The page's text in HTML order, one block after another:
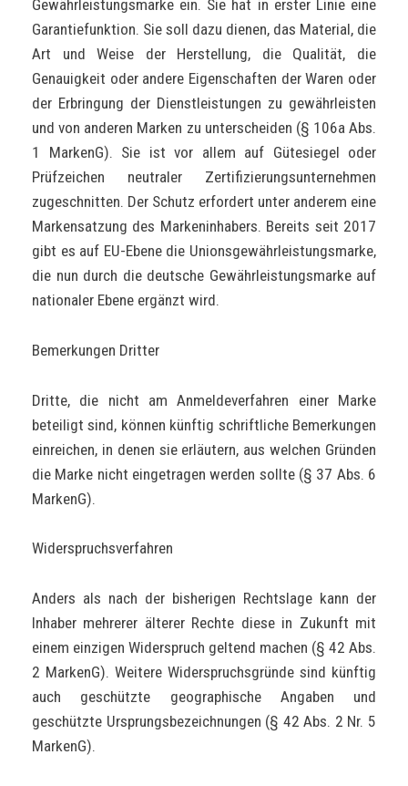
Gewährleistungsmarke ein. Sie hat in erster Linie eine
Garantiefunktion. Sie soll dazu dienen, das Material, die
Art und Weise der Herstellung, die Qualität, die
Genauigkeit oder andere Eigenschaften der Waren oder
der Erbringung der Dienstleistungen zu gewährleisten
und von anderen Marken zu unterscheiden (§ 106a Abs.
1 MarkenG). Sie ist vor allem auf Gütesiegel oder
Prüfzeichen neutraler Zertifizierungsunternehmen
zugeschnitten. Der Schutz erfordert unter anderem eine
Markensatzung des Markeninhabers. Bereits seit 2017
gibt es auf EU-Ebene die Unionsgewährleistungsmarke,
die nun durch die deutsche Gewährleistungsmarke auf
nationaler Ebene ergänzt wird.
Bemerkungen Dritter
Dritte, die nicht am Anmeldeverfahren einer Marke
beteiligt sind, können künftig schriftliche Bemerkungen
einreichen, in denen sie erläutern, aus welchen Gründen
die Marke nicht eingetragen werden sollte (§ 37 Abs. 6
MarkenG).
Widerspruchsverfahren
Anders als nach der bisherigen Rechtslage kann der
Inhaber mehrerer älterer Rechte diese in Zukunft mit
einem einzigen Widerspruch geltend machen (§ 42 Abs.
2 MarkenG). Weitere Widerspruchsgründe sind künftig
auch geschützte geographische Angaben und
geschützte Ursprungsbezeichnungen (§ 42 Abs. 2 Nr. 5
MarkenG).